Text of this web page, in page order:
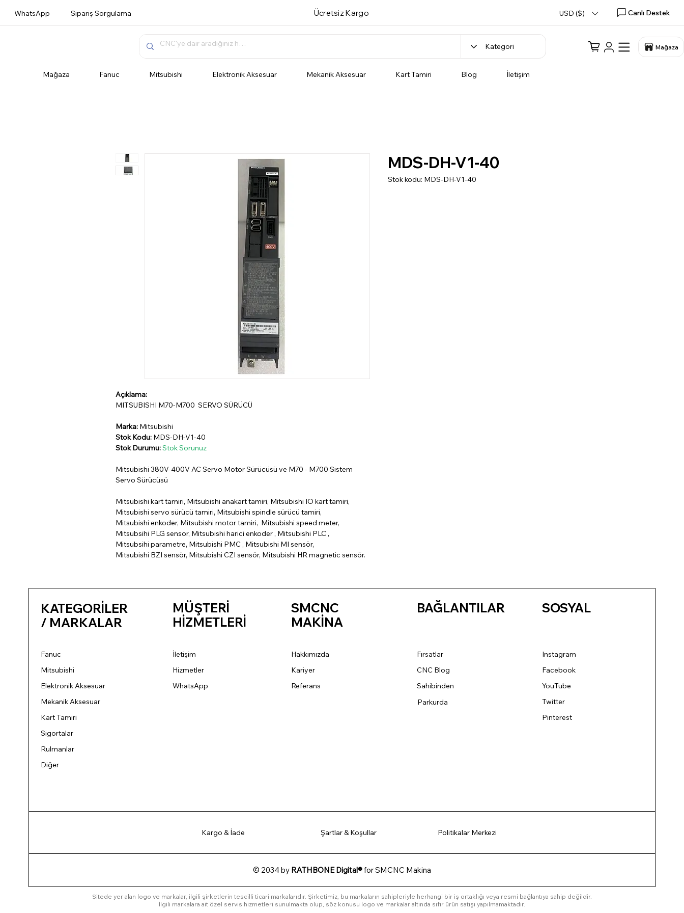
WhatsApp Sipariş Sorgulama Ücretsiz Kargo USD ($) Canlı Destek
Mağaza
Mağaza Fanuc Mitsubishi Elektronik Aksesuar Mekanik Aksesuar Kart Tamiri Blog İletişim
Açıklama:
MITSUBISHI M70-M700 SERVO SÜRÜCÜ
Marka: Mitsubishi
Stok Kodu: MDS-DH-V1-40
Stok Durumu:Stok Sorunuz
Mitsubishi 380V-400V AC Servo Motor Sürücüsü ve M70 - M700 Sistem
Servo Sürücüsü
Mitsubishi kart tamiri, Mitsubishi anakart tamiri, Mitsubishi IO kart tamiri,
Mitsubishi servo sürücü tamiri, Mitsubishi spindle sürücü tamiri,
Mitsubishi enkoder, Mitsubishi motor tamiri, Mitsubishi speed meter,
Mitsubsihi PLG sensor, Mitsubishi harici enkoder , Mitsubishi PLC ,
Mitsubsihi parametre, Mitsubishi PMC , Mitsubishi MI sensör,
Mitsubishi BZI sensör, Mitsubishi CZI sensör, Mitsubishi HR magnetic sensör.
MDS-DH-V1-40
Stok kodu: MDS-DH-V1-40
KATEGORİLER
/ MARKALAR
Fanuc
Mitsubishi
Elektronik Aksesuar
Mekanik Aksesuar
Kart Tamiri
Sigortalar
Rulmanlar
Diğer
MÜŞTERİ
HİZMETLERİ
İletişim
Hizmetler
WhatsApp
SMCNC
MAKİNA
Hakkımızda
Kariyer
Referans
BAĞLANTILAR
Fırsatlar
CNC Blog
Sahibinden
Parkurda
SOSYAL
Instagram
Facebook
YouTube
Twitter
Pinterest
Kargo & İade Şartlar & Koşullar Politikalar Merkezi
© 2034 by RATHBONE Digital®for SMCNC Makina
Sitede yer alan logo ve markalar, ilgili şirketlerin tescilli ticari markalarıdır. Şirketimiz, bu markaların sahipleriyle herhangi bir iş ortaklığı veya resmi bağlantıya sahip değildir.
İlgili markalara ait özel servis hizmetleri sunulmakta olup, söz konusu logo ve markalar altında sıfır ürün satışı yapılmamaktadır.